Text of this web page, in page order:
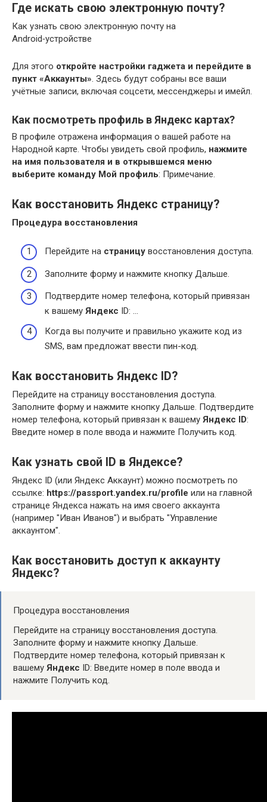
Где искать свою электронную почту?
Как узнать свою электронную почту на
Android‑устройстве
Для этого откройте настройки гаджета и перейдите в
пункт «Аккаунты». Здесь будут собраны все ваши
учётные записи, включая соцсети, мессенджеры и имейл.
Как посмотреть профиль в Яндекс картах?
В профиле отражена информация о вашей работе на
Народной карте. Чтобы увидеть свой профиль, нажмите
на имя пользователя и в открывшемся меню
выберите команду Мой профиль: Примечание.
Как восстановить Яндекс страницу?
Процедура восстановления
Перейдите на страницу восстановления доступа.
Заполните форму и нажмите кнопку Дальше.
Подтвердите номер телефона, который привязан
к вашему Яндекс ID: …
Когда вы получите и правильно укажите код из
SMS, вам предложат ввести пин-код.
Как восстановить Яндекс ID?
Перейдите на страницу восстановления доступа.
Заполните форму и нажмите кнопку Дальше. Подтвердите
номер телефона, который привязан к вашему Яндекс ID:
Введите номер в поле ввода и нажмите Получить код.
Как узнать свой ID в Яндексе?
Яндекс ID (или Яндекс Аккаунт) можно посмотреть по
ссылке: https://passport.yandex.ru/profile или на главной
странице Яндекса нажать на имя своего аккаунта
(например "Иван Иванов") и выбрать "Управление
аккаунтом".
Как восстановить доступ к аккаунту
Яндекс?
Процедура восстановления
Перейдите на страницу восстановления доступа.
Заполните форму и нажмите кнопку Дальше.
Подтвердите номер телефона, который привязан к
вашему Яндекс ID: Введите номер в поле ввода и
нажмите Получить код.